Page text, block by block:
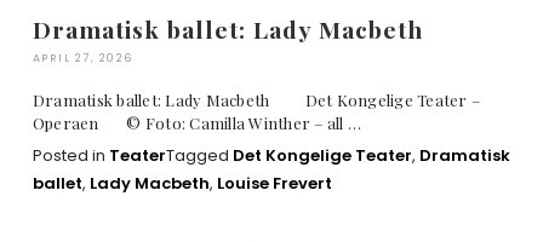
Dramatisk ballet: Lady Macbeth
APRIL 27, 2026
Dramatisk ballet: Lady Macbeth Det Kongelige Teater –
Operaen © Foto: Camilla Winther – all …
Posted in TeaterTagged Det Kongelige Teater, Dramatisk
ballet, Lady Macbeth, Louise Frevert